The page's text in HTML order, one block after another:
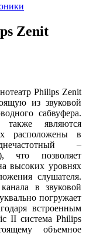
Zenit
Philips Zenit
из звуковой
сабвуфера.
являются
расположены в
–
что позволяет
высоких уровнях
слушателя.
в звуковой
погружает
встроенным
II система Philips
объемное